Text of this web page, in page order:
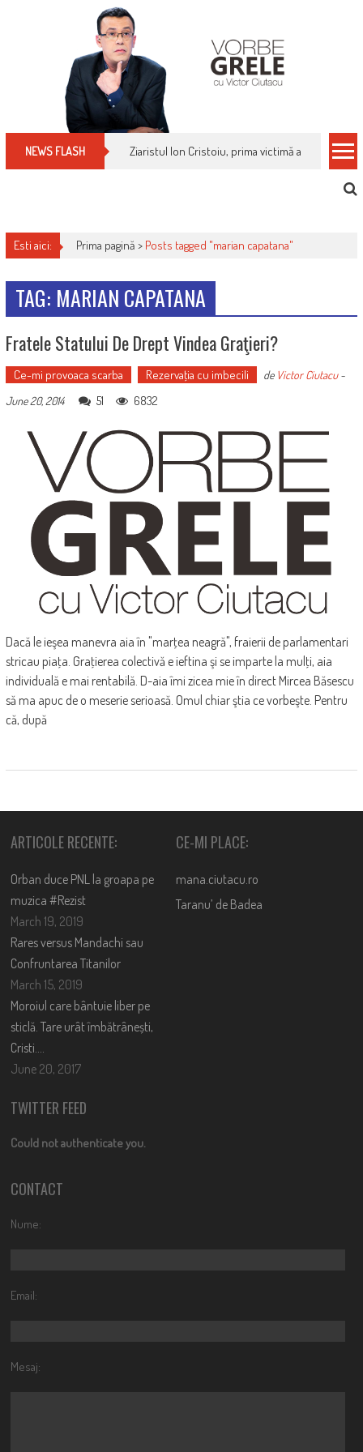
NEWS FLASH Ziaristul Ion Cristoiu, prima victimă a noi
Esti aici: Prima pagină > Posts tagged "marian capatana"
TAG: MARIAN CAPATANA
Fratele Statului De Drept Vindea Graţieri?
Ce-mi provoaca scarba Rezervaţia cu imbecili de Victor Ciutacu-
June 20, 2014
51 6832
Dacă le ieşea manevra aia în "marţea neagră", fraierii de parlamentari
stricau piaţa. Graţierea colectivă e ieftina şi se imparte la mulţi, aia
individuală e mai rentabilă. D-aia îmi zicea mie în direct Mircea Băsescu
să ma apuc de o meserie serioasă. Omul chiar ştia ce vorbeşte. Pentru
că, după
ARTICOLE RECENTE:
Orban duce PNL la groapa pe
muzica #Rezist
March 19, 2019
Rares versus Mandachi sau
Confruntarea Titanilor
March 15, 2019
Moroiul care bântuie liber pe
sticlă. Tare urât îmbătrânești,
Cristi….
June 20, 2017
CE-MI PLACE:
mana.ciutacu.ro
Taranu’ de Badea
TWITTER FEED
Could not authenticate you.
CONTACT
Nume:
Email:
Mesaj: